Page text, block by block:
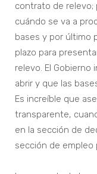
contrato de relevo;
cuándo se va a
bases y por último
plazo para
relevo. El
abrir y que las
Es increíble que
transparente,
en la sección de
sección de empleo